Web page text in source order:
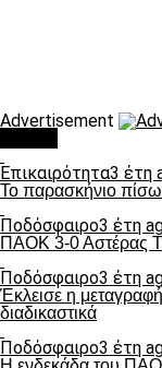
Advertisement
Επικαιρότητα3 έτη
Το παρασκήνιο
Ποδόσφαιρο3 έτη
ΠΑΟΚ 3-0 Αστέρας
Ποδόσφαιρο3 έτη
Έκλεισε η
διαδικαστικά
Ποδόσφαιρο3 έτη